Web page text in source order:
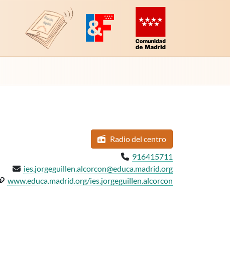
Revista Digital de EducaMadridPlataforma de Innovación y Formación
Comunidad de Madrid
Radiodel centro
Teléfono:
916415711
Email:ies.jorgeguillen.alcorcon@educa.madrid.org
del centro:
www.educa.madrid.org/ies.jorgeguillen.alcorcon